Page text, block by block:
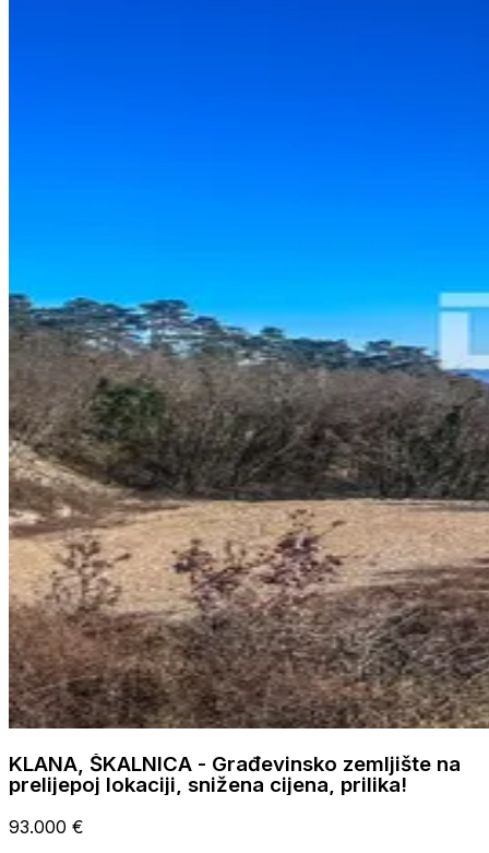
KLANA, ŠKALNICA - Građevinsko zemljište na
prelijepoj lokaciji, snižena cijena, prilika!
93.000 €